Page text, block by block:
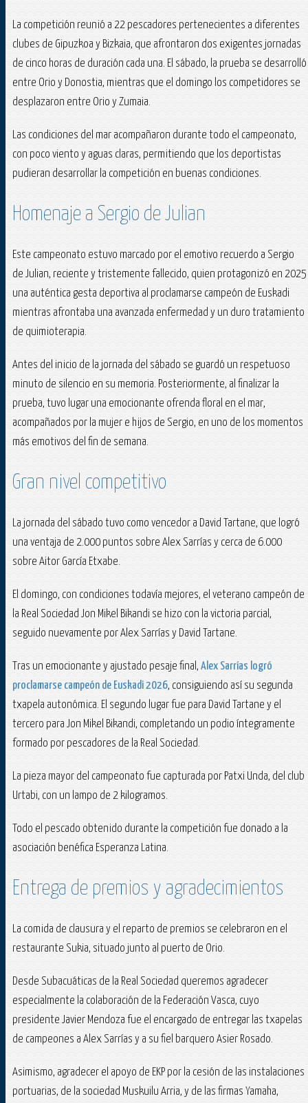
La competición reunió a 22 pescadores pertenecientes a diferentes
clubes de Gipuzkoa y Bizkaia, que afrontaron dos exigentes jornadas
de cinco horas de duración cada una. El sábado, la prueba se desarrolló
entre Orio y Donostia, mientras que el domingo los competidores se
desplazaron entre Orio y Zumaia.
Las condiciones del mar acompañaron durante todo el campeonato,
con poco viento y aguas claras, permitiendo que los deportistas
pudieran desarrollar la competición en buenas condiciones.
Homenaje a Sergio de Julian
Este campeonato estuvo marcado por el emotivo recuerdo a Sergio
de Julian, reciente y tristemente fallecido, quien protagonizó en 2025
una auténtica gesta deportiva al proclamarse campeón de Euskadi
mientras afrontaba una avanzada enfermedad y un duro tratamiento
de quimioterapia.
Antes del inicio de la jornada del sábado se guardó un respetuoso
minuto de silencio en su memoria. Posteriormente, al finalizar la
prueba, tuvo lugar una emocionante ofrenda floral en el mar,
acompañados por la mujer e hijos de Sergio, en uno de los momentos
más emotivos del fin de semana.
Gran nivel competitivo
La jornada del sábado tuvo como vencedor a David Tartane, que logró
una ventaja de 2.000 puntos sobre Alex Sarrías y cerca de 6.000
sobre Aitor García Etxabe.
El domingo, con condiciones todavía mejores, el veterano campeón de
la Real Sociedad Jon Mikel Bikandi se hizo con la victoria parcial,
seguido nuevamente por Alex Sarrías y David Tartane.
Tras un emocionante y ajustado pesaje final, Alex Sarrías logró
proclamarse campeón de Euskadi 2026, consiguiendo así su segunda
txapela autonómica. El segundo lugar fue para David Tartane y el
tercero para Jon Mikel Bikandi, completando un podio íntegramente
formado por pescadores de la Real Sociedad.
La pieza mayor del campeonato fue capturada por Patxi Unda, del club
Urtabi, con un lampo de 2 kilogramos.
Todo el pescado obtenido durante la competición fue donado a la
asociación benéfica Esperanza Latina.
Entrega de premios y agradecimientos
La comida de clausura y el reparto de premios se celebraron en el
restaurante Sukia, situado junto al puerto de Orio.
Desde Subacuáticas de la Real Sociedad queremos agradecer
especialmente la colaboración de la Federación Vasca, cuyo
presidente Javier Mendoza fue el encargado de entregar las txapelas
de campeones a Alex Sarrías y a su fiel barquero Asier Rosado.
Asimismo, agradecer el apoyo de EKP por la cesión de las instalaciones
portuarias, de la sociedad Muskuilu Arria, y de las firmas Yamaha,